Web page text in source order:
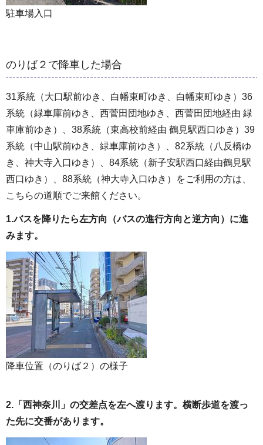
駐車場入口
のりば２で降車した場合
31系統（大口駅前ゆき、白幡東町ゆき、白幡東町ゆき）36
系統（緑車庫前ゆき、西菅田団地ゆき、西菅田団地経由 緑
車庫前ゆき）、38系統（東高校前経由 鶴見駅西口ゆき）39
系統（中山駅前ゆき、緑車庫前ゆき）、82系統（八反橋ゆ
き、神大寺入口ゆき）、84系統（新子安駅西口経由鶴見駅
西口ゆき）、88系統（神大寺入口ゆき）をご利用の方は、
こちらの道順でご来館ください。
1.バスを降りたら左方向（バスの進行方向と逆方向）に進
みます。
降車位置（のりば２）の様子
2.「西神奈川」の交差点を左へ渡ります。横断歩道を渡っ
た先に交番があります。